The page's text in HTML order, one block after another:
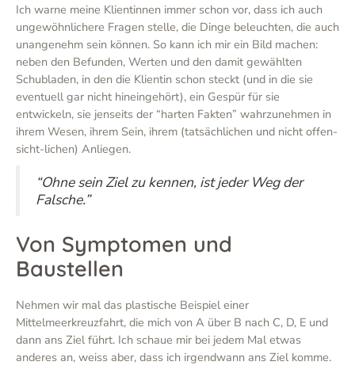
Ich warne meine Klientinnen immer schon vor, dass ich auch
ungewöhnlichere Fragen stelle, die Dinge beleuchten, die auch
unangenehm sein können. So kann ich mir ein Bild machen:
neben den Befunden, Werten und den damit gewählten
Schubladen, in den die Klientin schon steckt (und in die sie
eventuell gar nicht hineingehört), ein Gespür für sie
entwickeln, sie jenseits der “harten Fakten” wahrzunehmen in
ihrem Wesen, ihrem Sein, ihrem (tatsächlichen und nicht offen-
sicht-lichen) Anliegen.
“Ohne sein Ziel zu kennen, ist jeder Weg der
Falsche.”
Von Symptomen und
Baustellen
Nehmen wir mal das plastische Beispiel einer
Mittelmeerkreuzfahrt, die mich von A über B nach C, D, E und
dann ans Ziel führt. Ich schaue mir bei jedem Mal etwas
anderes an, weiss aber, dass ich irgendwann ans Ziel komme.